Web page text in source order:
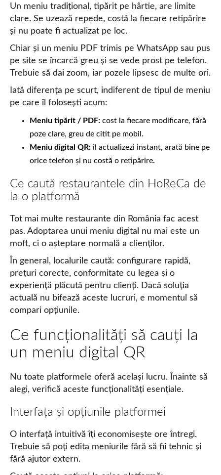
Un meniu tradițional, tipărit pe hârtie, are limite
clare. Se uzează repede, costă la fiecare retipărire
și nu poate fi actualizat pe loc.
Chiar și un meniu PDF trimis pe WhatsApp sau pus
pe site se încarcă greu și se vede prost pe telefon.
Trebuie să dai zoom, iar pozele lipsesc de multe ori.
Iată diferența pe scurt, indiferent de tipul de meniu
pe care îl folosești acum:
Meniu tipărit / PDF: cost la fiecare modificare, fără
poze clare, greu de citit pe mobil.
Meniu digital QR:îl actualizezi instant, arată bine pe
orice telefon și nu costă o retipărire.
Ce caută restaurantele din HoReCa de
la o platformă
Tot mai multe restaurante din România fac acest
pas. Adoptarea unui meniu digital nu mai este un
moft, ci o așteptare normală a clienților.
În general, localurile caută: configurare rapidă,
prețuri corecte, conformitate cu legea și o
experiență plăcută pentru clienți. Dacă soluția
actuală nu bifează aceste lucruri, e momentul să
compari opțiunile.
Ce funcționalități să cauți la
un meniu digital QR
Nu toate platformele oferă același lucru. Înainte să
alegi, verifică aceste funcționalități esențiale.
Interfața și opțiunile platformei
O interfață intuitivă îți economisește ore întregi.
Trebuie să poți edita meniurile fără să fii tehnic și
fără ajutor extern.